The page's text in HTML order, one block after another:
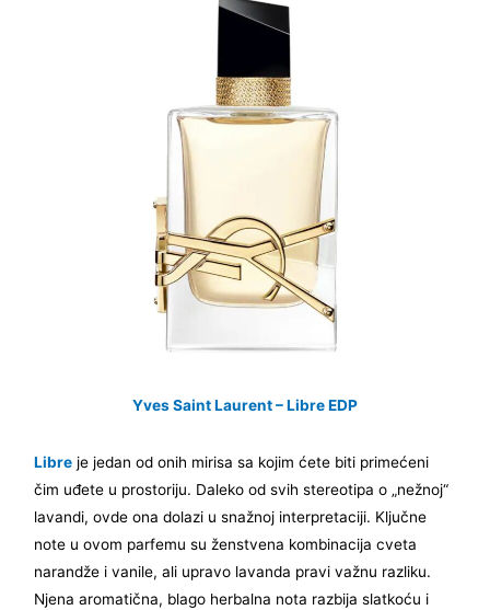
Yves Saint Laurent – LibreEDP
Libre je jedan od onih mirisa sa kojim ćete biti primećeni
čim uđete u prostoriju. Daleko od svih stereotipa o „nežnoj“
lavandi, ovde ona dolazi u snažnoj interpretaciji. Ključne
note u ovom parfemu su ženstvena kombinacija cveta
narandže i vanile, ali upravo lavanda pravi važnu razliku.
Njena aromatična, blago herbalna nota razbija slatkoću i